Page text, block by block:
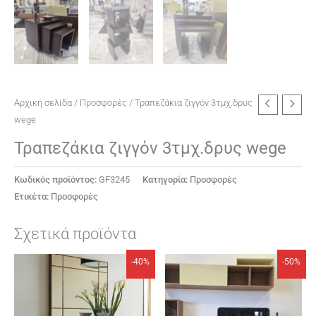
Αρχική σελίδα / Προσφορές / Τραπεζάκια ζιγγόν 3τμχ.δρυς
wege
Τραπεζάκια ζιγγόν 3τμχ.δρυς wege
Κωδικός προϊόντος: GF3245 Κατηγορία: Προσφορές
Ετικέτα: Προσφορές
Σχετικά προϊόντα
-40%
Original
price
was:
€1000.
Η
τρέχουσα
είναι:
€600.
-50%
was:
€3.
τρέχουσα
τιμή
είναι:
€1.